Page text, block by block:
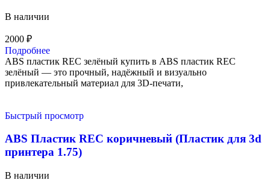
В наличии
2000 ₽
Подробнее
ABS пластик REC зелёный купить в ABS пластик REC
зелёный — это прочный, надёжный и визуально
привлекательный материал для 3D-печати,
Быстрый просмотр
ABS Пластик REC коричневый (Пластик для 3d
принтера 1.75)
В наличии